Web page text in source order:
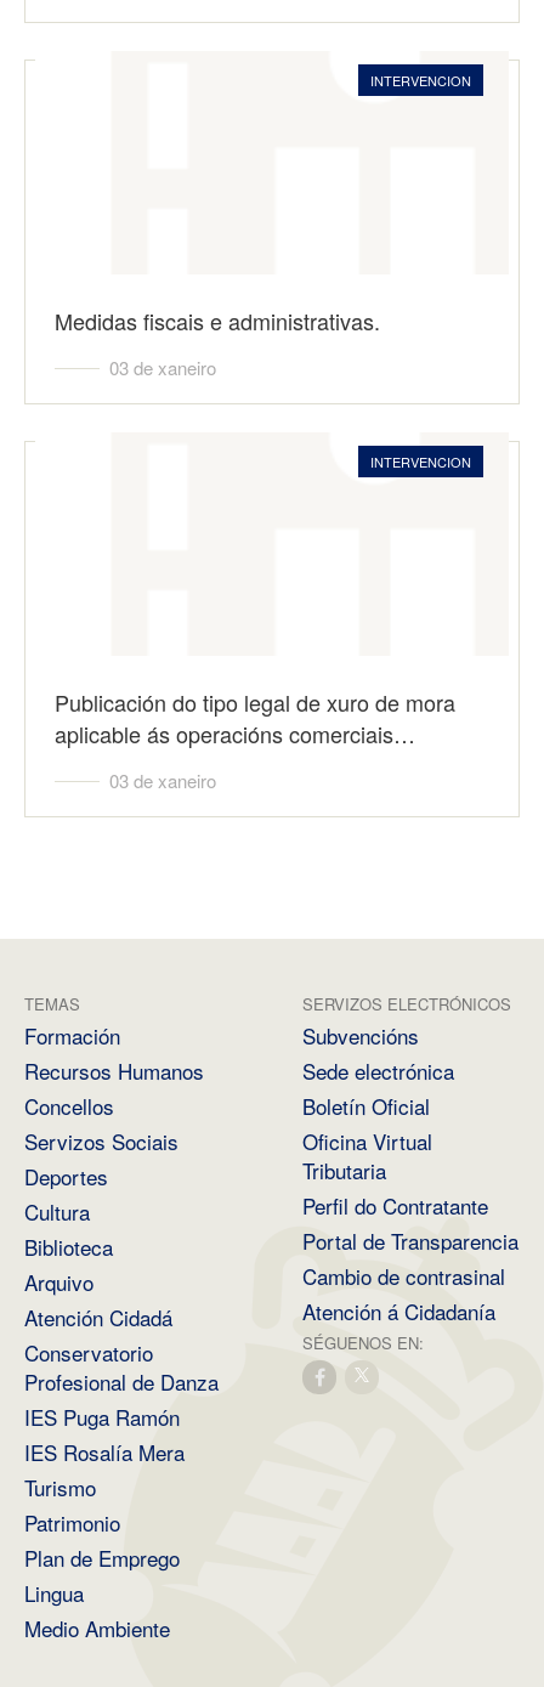
INTERVENCION
Medidas fiscais e administrativas.
03 de xaneiro
INTERVENCION
Publicación do tipo legal de xuro de mora
aplicable ás operacións comerciais…
03 de xaneiro
TEMAS
Formación
Recursos Humanos
Concellos
Servizos Sociais
Deportes
Cultura
Biblioteca
Arquivo
Atención Cidadá
Conservatorio
Profesional de Danza
IES Puga Ramón
IES Rosalía Mera
Turismo
Patrimonio
Plan de Emprego
Lingua
Medio Ambiente
SERVIZOS ELECTRÓNICOS
Subvencións
Sede electrónica
Boletín Oficial
Oficina Virtual
Tributaria
Perfil do Contratante
Portal de Transparencia
Cambio de contrasinal
Atención á Cidadanía
SÉGUENOS EN: